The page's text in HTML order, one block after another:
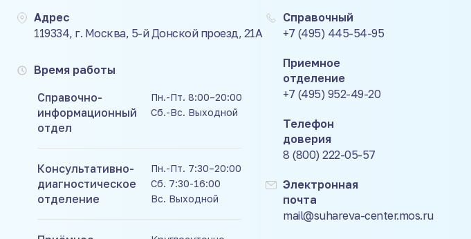
Адрес
119334, г. Москва, 5-й Донской проезд, 21А
Время работы
Справочно-
информационный
отдел
Пн.-Пт. 8:00–20:00
Сб.-Вс. Выходной
Консультативно-
диагностическое
отделение
Пн.-Пт. 7:30–20:00
Сб. 7:30-16:00
Вс. Выходной
Справочный
+7 (495) 445-54-95
Приемное
отделение
+7 (495) 952-49-20
Телефон
доверия
8 (800) 222-05-57
Электронная
почта
mail@suhareva-center.mos.ru